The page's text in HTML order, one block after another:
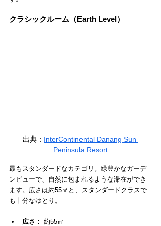
クラシックルーム（Earth Level）
出典： InterContinental Danang Sun
Peninsula Resort
最もスタンダードなカテゴリ。緑豊かなガーデ
ンビューで、自然に包まれるような滞在ができ
ます。広さは約55㎡と、スタンダードクラスで
も十分なゆとり。
広さ： 約55㎡